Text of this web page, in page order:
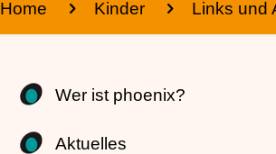
Home Kinder Links und
Wer ist phoenix?
Aktuelles